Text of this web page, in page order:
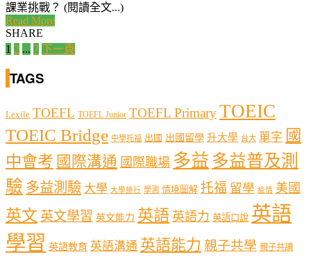
課業挑戰？ (閱讀全文...)
Read More
SHARE
文
章
頁
1 2 ... 7 下一頁
TAGS
Lexile TOEFL TOEFL Junior TOEFL PrimaryTOEIC
TOEIC Bridge 中學托福 出國 出國留學 升大學 台大 單字 國
中會考 國際溝通 國際職場 多益 多益普及測
驗 多益測驗 大學 大學排行 學測 情境圖解 托福 留學 疫情 美國
英文 英文學習 英文能力 英語 英語力 英語口說 英語
學習 英語教育 英語溝通 英語能力 親子共學 親子共讀